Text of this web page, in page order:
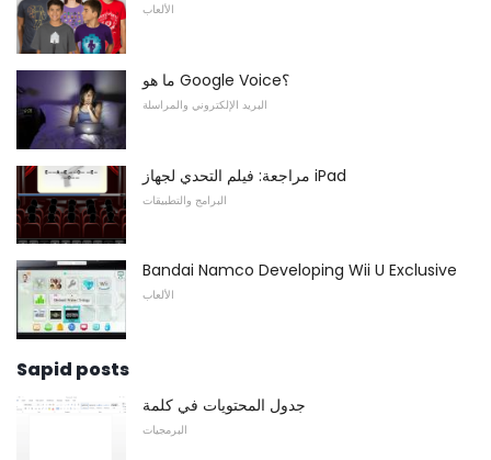
الألعاب
ما هو Google Voice؟
البريد الإلكتروني والمراسلة
مراجعة: فيلم التحدي لجهاز iPad
البرامج والتطبيقات
Bandai Namco Developing Wii U Exclusive
الألعاب
Sapid posts
جدول المحتويات في كلمة
البرمجيات